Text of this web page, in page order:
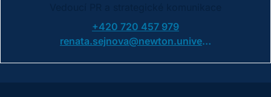
+420 720 457 979
renata.sejnova@newton.university